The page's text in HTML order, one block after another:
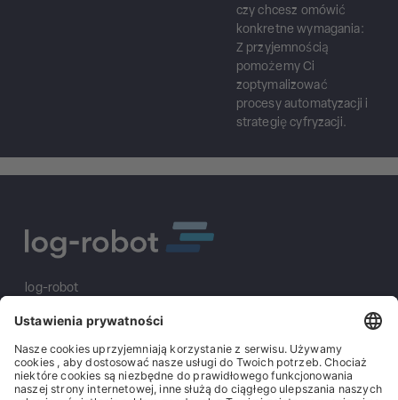
czy chcesz omówić
konkretne wymagania:
Z przyjemnością
pomożemy Ci
zoptymalizować
procesy automatyzacji i
strategię cyfryzacji.
log-robot
Sailerwöhr 16
94032 Passau
+49 (0) 851/2009 30 10
info@log-robot.com